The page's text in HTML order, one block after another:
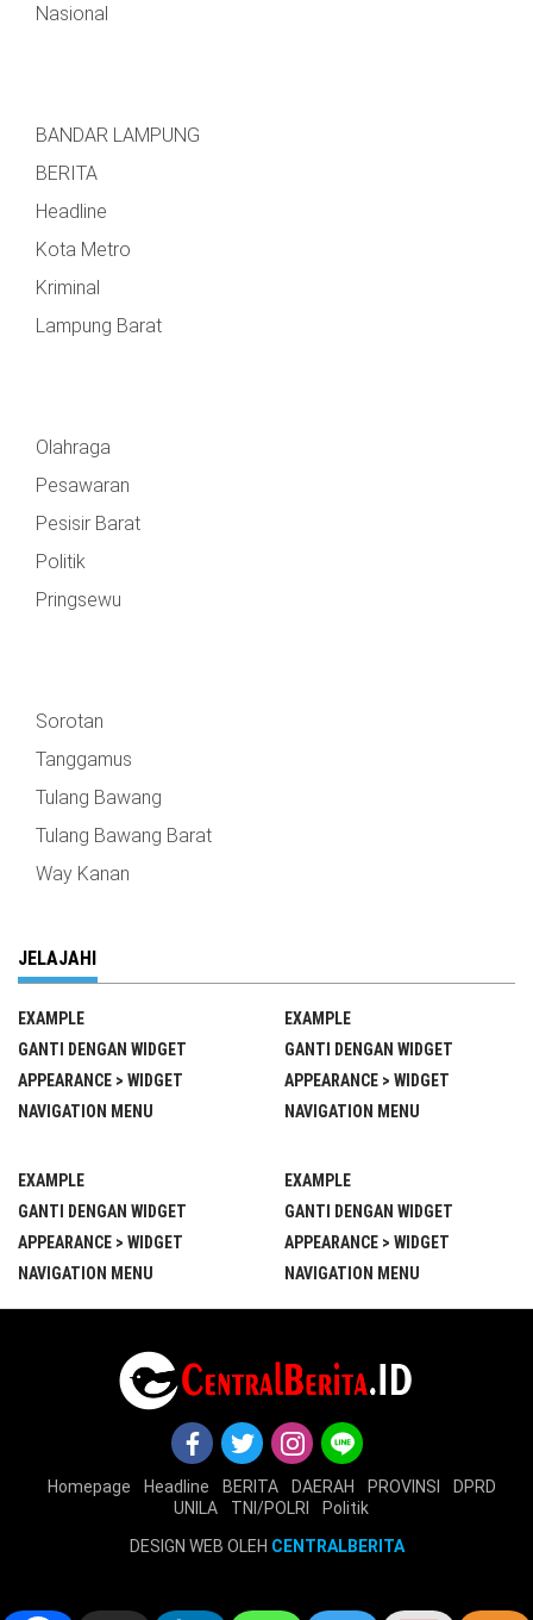
Nasional
BANDAR LAMPUNG
BERITA
Headline
Kota Metro
Kriminal
Lampung Barat
Olahraga
Pesawaran
Pesisir Barat
Politik
Pringsewu
Sorotan
Tanggamus
Tulang Bawang
Tulang Bawang Barat
Way Kanan
JELAJAHI
EXAMPLE
GANTI DENGAN WIDGET
APPEARANCE > WIDGET
NAVIGATION MENU
EXAMPLE
GANTI DENGAN WIDGET
APPEARANCE > WIDGET
NAVIGATION MENU
EXAMPLE
GANTI DENGAN WIDGET
APPEARANCE > WIDGET
NAVIGATION MENU
EXAMPLE
GANTI DENGAN WIDGET
APPEARANCE > WIDGET
NAVIGATION MENU
Homepage Headline BERITA DAERAH PROVINSI
DPRD
UNILA
TNI/POLRI
Politik
DESIGN WEB OLEH CENTRALBERITA